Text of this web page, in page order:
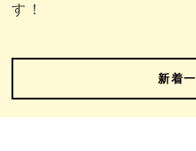
す！
新着